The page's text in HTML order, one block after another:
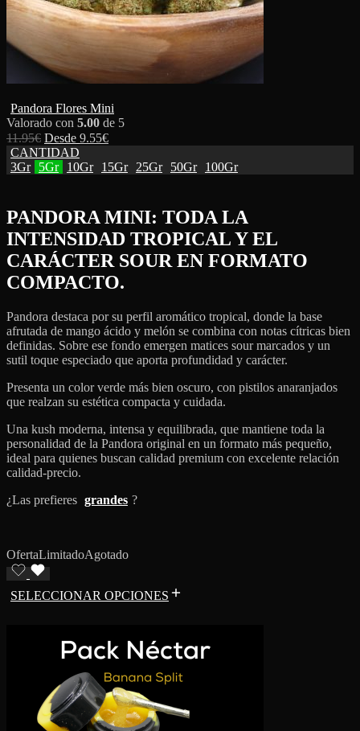
Pandora Flores Mini
Valorado con 5.00 de 5
11.95€ Desde 9.55€
CANTIDAD
3Gr
5Gr 10Gr 15Gr 25Gr 50Gr 100Gr
PANDORA MINI: TODA LA
INTENSIDAD TROPICAL Y EL
CARÁCTER SOUR EN FORMATO
COMPACTO.
Pandora destaca por su perfil aromático tropical, donde la base
afrutada de mango ácido y melón se combina con notas cítricas bien
definidas. Sobre ese fondo emergen matices sour marcados y un
sutil toque especiado que aporta profundidad y carácter.
Presenta un color verde más bien oscuro, con pistilos anaranjados
que realzan su estética compacta y cuidada.
Una kush moderna, intensa y equilibrada, que mantiene toda la
personalidad de la Pandora original en un formato más pequeño,
ideal para quienes buscan calidad premium con excelente relación
calidad-precio.
¿Las prefieres grandes ?
OfertaLimitadoAgotado
SELECCIONAR OPCIONES